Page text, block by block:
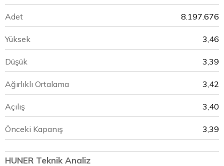
Adet 8.197.676
Yüksek 3,46
Düşük 3,39
Ağırlıklı Ortalama 3,42
Açılış 3,40
Önceki Kapanış 3,39
HUNER Teknik Analiz